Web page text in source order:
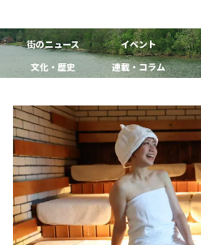
街のニュース イベント
文化・歴史
連載・コラム